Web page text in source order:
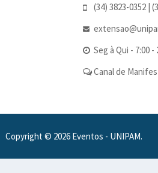
(34) 3823-0352 |
Seg à Qui - 7:00 -
Canal de
Copyright © 2026 Eventos - UNIPAM.